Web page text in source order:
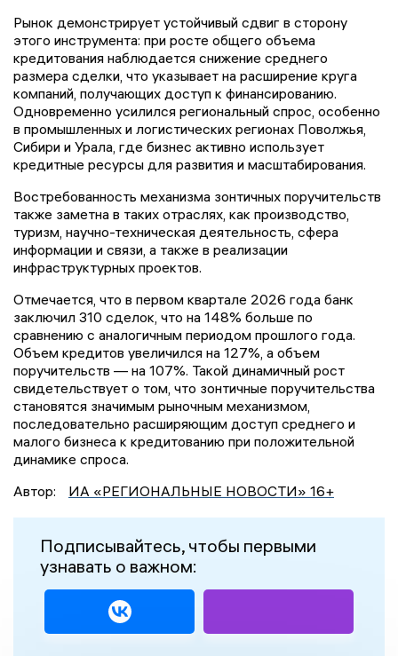
Рынок демонстрирует устойчивый сдвиг в сторону
этого инструмента: при росте общего объема
кредитования наблюдается снижение среднего
размера сделки, что указывает на расширение круга
компаний, получающих доступ к финансированию.
Одновременно усилился региональный спрос, особенно
в промышленных и логистических регионах Поволжья,
Сибири и Урала, где бизнес активно использует
кредитные ресурсы для развития и масштабирования.
Востребованность механизма зонтичных поручительств
также заметна в таких отраслях, как производство,
туризм, научно-техническая деятельность, сфера
информации и связи, а также в реализации
инфраструктурных проектов.
Отмечается, что в первом квартале 2026 года банк
заключил 310 сделок, что на 148% больше по
сравнению с аналогичным периодом прошлого года.
Объем кредитов увеличился на 127%, а объем
поручительств — на 107%. Такой динамичный рост
свидетельствует о том, что зонтичные поручительства
становятся значимым рыночным механизмом,
последовательно расширяющим доступ среднего и
малого бизнеса к кредитованию при положительной
динамике спроса.
Автор:
ИА «РЕГИОНАЛЬНЫЕ НОВОСТИ» 16+
Подписывайтесь, чтобы первыми
узнавать о важном: